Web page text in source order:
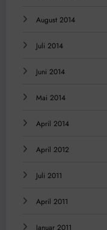
August 2014
Juli 2014
Juni 2014
Mai 2014
April 2014
April 2012
Juli 2011
April 2011
Januar 2011